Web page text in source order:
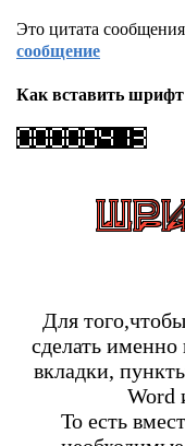
Это цитата сообщения
сообщение
Как вставить шрифт
Для
сделать
вкладки,
Word
То есть